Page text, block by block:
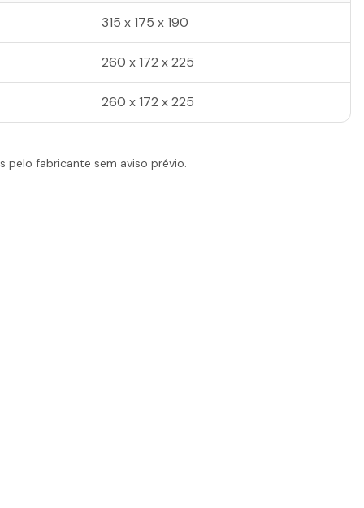
315 x 175 x 190
260 x 172 x 225
260 x 172 x 225
pelo fabricante sem aviso prévio.